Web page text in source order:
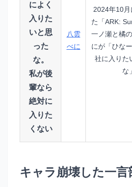
によく
入りた
いと思
った
な。
私が後
輩なら
絶対に
入りた
くない
八雲
べに
2024年10
た「ARK:
一ノ瀬と橘
にが「ひな
社に入りた
な
キャラ崩壊した一言